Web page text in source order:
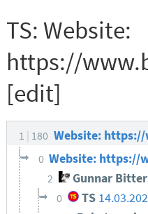
TS: Website:
https://
[edit]
1 180 Website:
0 Website: https://
2 Gunnar
0 TS